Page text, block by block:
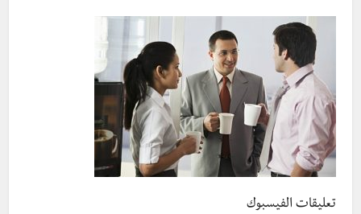
تعليقات الفيسبوك